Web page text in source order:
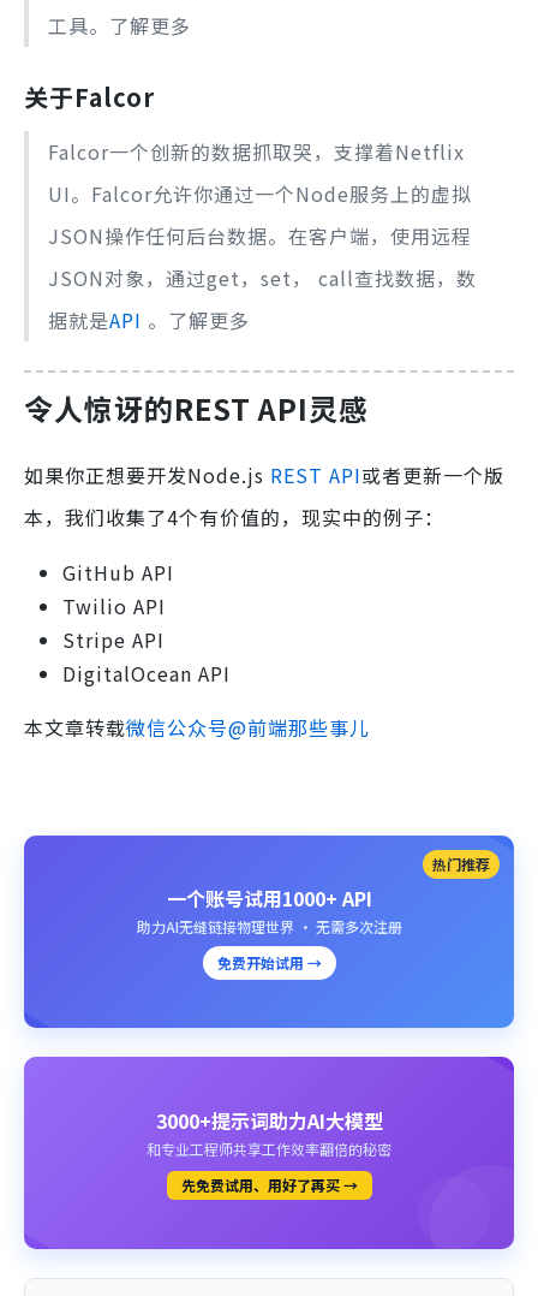
工具。 了解更多
关于Falcor
Falcor一个创新的数据抓取哭，支撑着Netflix
UI。Falcor允许你通过一个Node服务上的虚拟
JSON操作任何后台数据。在客户端，使用远程
JSON对象，通过get，set， call查找数据，数
据就是API 。 了解更多
令人惊讶的REST API灵感
如果你正想要开发Node.js REST API或者更新一个版
本，我们收集了4个有价值的，现实中的例子：
GitHub API
Twilio API
Stripe API
DigitalOcean API
本文章转载微信公众号@前端那些事儿
热门推荐
一个账号试用1000+ API
助力AI无缝链接物理世界 · 无需多次注册
免费开始试用 →
3000+提示词助力AI大模型
和专业工程师共享工作效率翻倍的秘密
先免费试用、用好了再买 →